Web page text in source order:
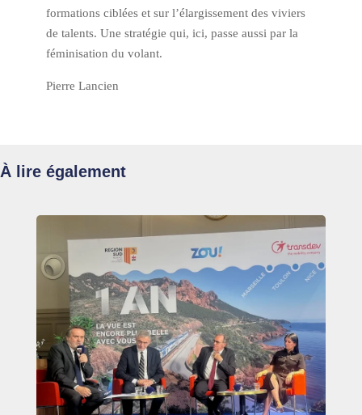
formations ciblées et sur l’élargissement des viviers
de talents. Une stratégie qui, ici, passe aussi par la
féminisation du volant.
Pierre Lancien
À lire également